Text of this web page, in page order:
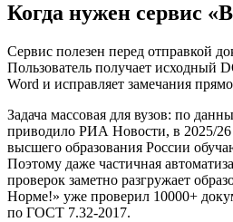
Когда нужен сервис
Сервис полезен перед отправкой
Пользователь получает исходный
Word и исправляет замечания
Задача массовая для вузов: по
приводило РИА Новости, в 2025/26
высшего образования России
Поэтому даже частичная
проверок заметно разгружает
Норме!» уже проверил 10000+
по ГОСТ 7.32-2017.